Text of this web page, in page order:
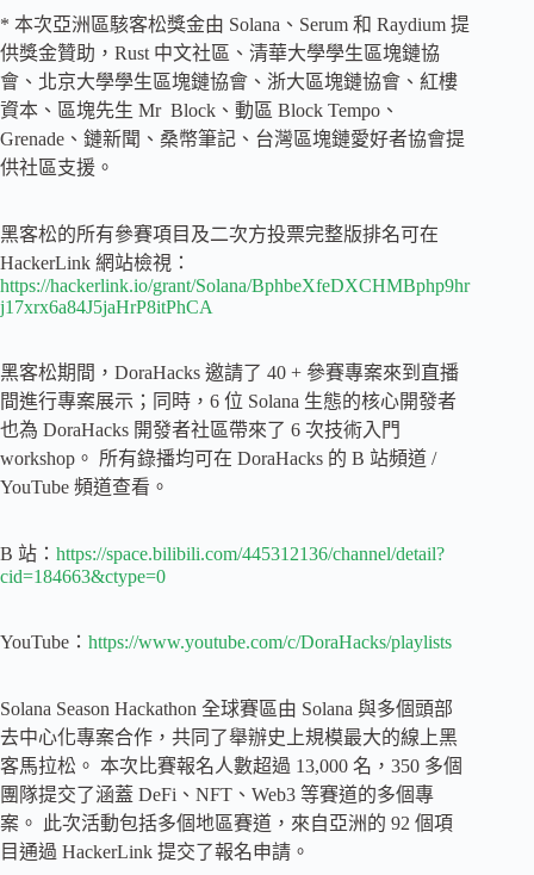
* 本次亞洲區駭客松獎金由 Solana、Serum 和 Raydium 提
供獎金贊助，Rust 中文社區、清華大學學生區塊鏈協
會、北京大學學生區塊鏈協會、浙大區塊鏈協會、紅樓
資本、區塊先生 Mr Block、動區 Block Tempo、
Grenade、鏈新聞、桑幣筆記、台灣區塊鏈愛好者協會提
供社區支援。
黑客松的所有參賽項目及二次方投票完整版排名可在
HackerLink 網站檢視：
https://hackerlink.io/grant/Solana/BphbeXfeDXCHMBphp9hr
j17xrx6a84J5jaHrP8itPhCA
黑客松期間，DoraHacks 邀請了 40 + 參賽專案來到直播
間進行專案展示；同時，6 位 Solana 生態的核心開發者
也為 DoraHacks 開發者社區帶來了 6 次技術入門
workshop。 所有錄播均可在 DoraHacks 的 B 站頻道 /
YouTube 頻道查看。
B 站： https://space.bilibili.com/445312136/channel/detail?
cid=184663&ctype=0
YouTube： https://www.youtube.com/c/DoraHacks/playlists
Solana Season Hackathon 全球賽區由 Solana 與多個頭部
去中心化專案合作，共同了舉辦史上規模最大的線上黑
客馬拉松。 本次比賽報名人數超過 13,000 名，350 多個
團隊提交了涵蓋 DeFi、NFT、Web3 等賽道的多個專
案。 此次活動包括多個地區賽道，來自亞洲的 92 個項
目通過 HackerLink 提交了報名申請。